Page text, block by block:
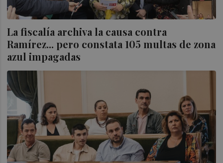
La fiscalía archiva la causa contra
Ramírez... pero constata 105 multas de zona
azul impagadas